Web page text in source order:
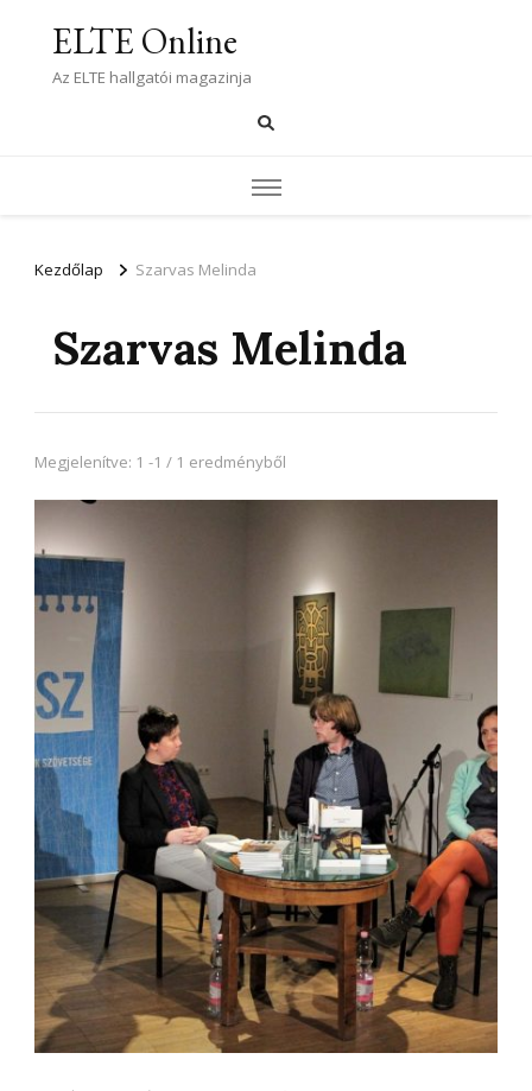
ELTE Online
Az ELTE hallgatói magazinja
Kezdőlap Szarvas Melinda
Szarvas Melinda
Megjelenítve: 1 -1 / 1 eredményből